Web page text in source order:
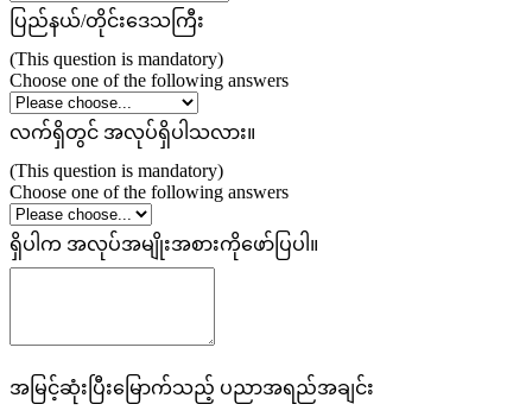
ပြည်နယ်/တိုင်းဒေသကြီး
(This question is mandatory)
Choose one of the following answers
လက်ရှိတွင် အလုပ်ရှိပါသလား။
(This question is mandatory)
Choose one of the following answers
ရှိပါက အလုပ်အမျိုးအစားကိုဖော်ပြပါ။
အမြင့်ဆုံးပြီးမြောက်သည့် ပညာအရည်အချင်း